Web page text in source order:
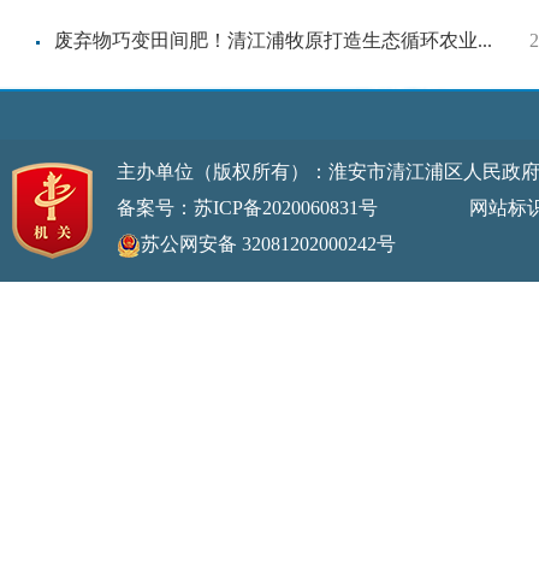
废弃物巧变田间肥！清江浦牧原打造生态循环农业...
主办单位（版权所有）：淮安市清江浦区人民
备案号：苏ICP备2020060831号
网站标识码
苏公网安备 32081202000242号